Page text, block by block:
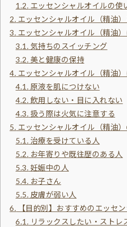
1.2. エッセンシャルオイルの使
2. エッセンシャルオイル（精油
3. エッセンシャルオイル（精油
3.1. 気持ちのスイッチング
3.2. 美と健康の保持
4. エッセンシャルオイル（精油
4.1. 原液を肌につけない
4.2. 飲用しない・目に入れない
4.3. 扱う際は火気に注意する
5. エッセンシャルオイル（精油
5.1. 治療を受けている人
5.2. お年寄りや既往歴のある人
5.3. 妊娠中の人
5.4. お子さん
5.5. 皮膚が弱い人
6. 【目的別】おすすめのエッセ
6.1. リラックスしたい・ストレ